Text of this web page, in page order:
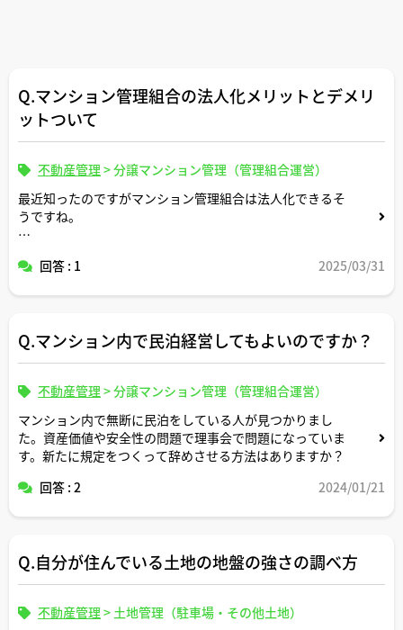
Q.マンション管理組合の法人化メリットとデメリ
ットついて
不動産管理 >分譲マンション管理（管理組合運営）
最近知ったのですがマンション管理組合は法人化できるそ
うですね。
についても。。
回答 : 1 2025/03/31
Q.マンション内で民泊経営してもよいのですか？
不動産管理 >分譲マンション管理（管理組合運営）
マンション内で無断に民泊をしている人が見つかりまし
た。資産価値や安全性の問題で理事会で問題になっていま
す。新たに規定をつくって辞めさせる方法はありますか？
回答 : 2
2024/01/21
Q.自分が住んでいる土地の地盤の強さの調べ方
不動産管理 > 土地管理（駐車場・その他土地）